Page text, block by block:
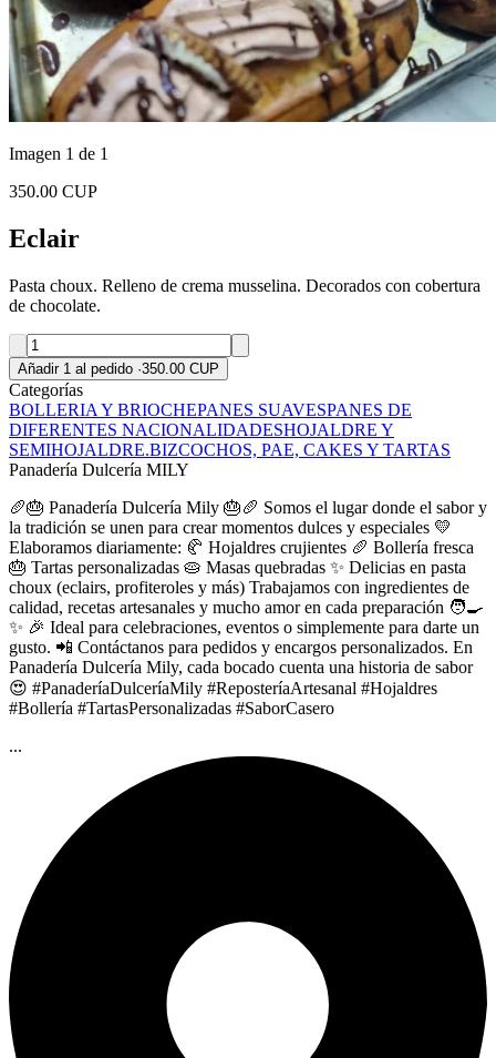
Imagen 1 de 1
350.00 CUP
Eclair
Pasta choux. Relleno de crema musselina. Decorados con cobertura
de chocolate.
Añadir 1 al pedido ·350.00 CUP
Categorías
BOLLERIA Y BRIOCHEPANES SUAVESPANES DE
DIFERENTES NACIONALIDADESHOJALDRE Y
SEMIHOJALDRE.BIZCOCHOS, PAE, CAKES Y TARTAS
Panadería Dulcería MILY
🥖🎂 Panadería Dulcería Mily 🎂🥖 Somos el lugar donde el sabor y
la tradición se unen para crear momentos dulces y especiales 💛
Elaboramos diariamente: 🥐 Hojaldres crujientes 🥖 Bollería fresca
🎂 Tartas personalizadas 🥧 Masas quebradas ✨ Delicias en pasta
choux (eclairs, profiteroles y más) Trabajamos con ingredientes de
calidad, recetas artesanales y mucho amor en cada preparación 🧑‍🍳
✨ 🎉 Ideal para celebraciones, eventos o simplemente para darte un
gusto. 📲 Contáctanos para pedidos y encargos personalizados. En
Panadería Dulcería Mily, cada bocado cuenta una historia de sabor
😍 #PanaderíaDulceríaMily #ReposteríaArtesanal #Hojaldres
#Bollería #TartasPersonalizadas #SaborCasero
...